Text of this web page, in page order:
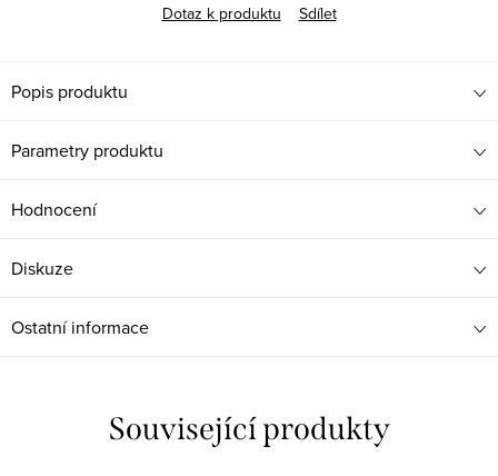
Dotaz k produktu
Sdílet
Popis produktu
Parametry produktu
Hodnocení
Diskuze
Ostatní informace
Související produkty